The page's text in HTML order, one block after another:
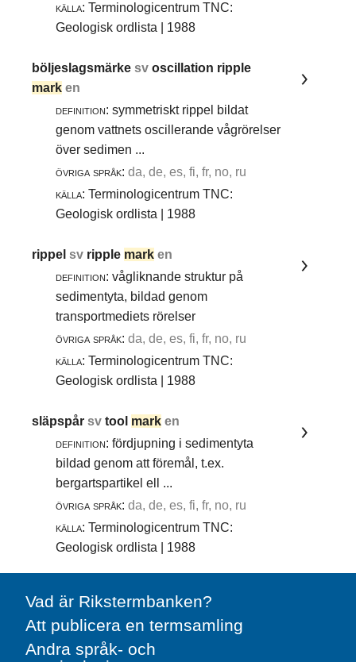
källa: Terminologicentrum TNC:
Geologisk ordlista | 1988
böljeslagsmärkesvoscillation ripple
mark en
definition: symmetriskt rippel bildat
genom vattnets oscillerande vågrörelser
över sedimen ...
övriga språk: da, de, es, fi, fr, no, ru
källa: Terminologicentrum TNC:
Geologisk ordlista | 1988
rippelsv ripple mark en
definition: vågliknande struktur på
sedimentyta, bildad genom
transportmediets rörelser
övriga språk: da, de, es, fi, fr, no, ru
källa: Terminologicentrum TNC:
Geologisk ordlista | 1988
släpspårsvtool mark en
definition: fördjupning i sedimentyta
bildad genom att föremål, t.ex.
bergartspartikel ell ...
övriga språk: da, de, es, fi, fr, no, ru
källa: Terminologicentrum TNC:
Geologisk ordlista | 1988
Vad är Rikstermbanken?
Att publicera en termsamling
Andra språk- och